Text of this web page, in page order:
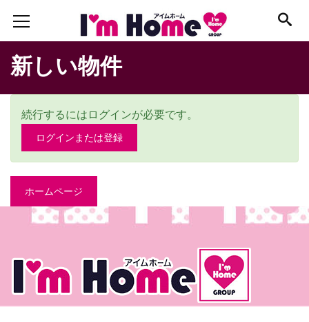
新しい物件
続行するにはログインが必要です。
ログインまたは登録
ホームページ